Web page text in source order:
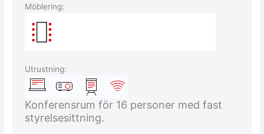
Möblering:
Utrustning:
Konferensrum för 16 personer med fast
styrelsesittning.